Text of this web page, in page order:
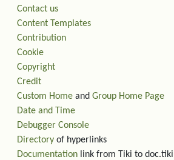
Contact us
Content Templates
Contribution
Cookie
Copyright
Credit
Custom Home and Group Home Page
Date and Time
Debugger Console
Directory of hyperlinks
Documentation link from Tiki to